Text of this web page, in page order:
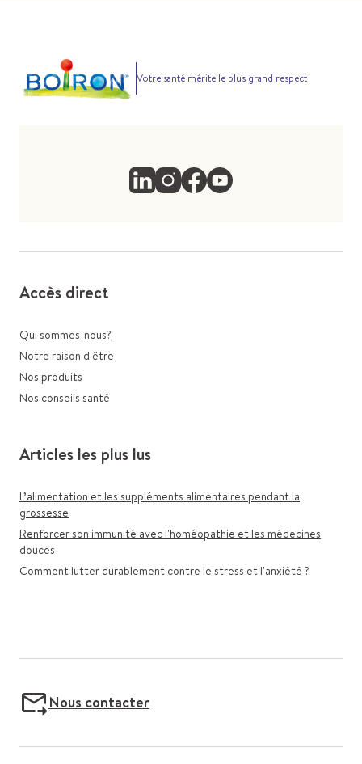
Votre santé mérite le plus grand respect
Accès direct
Qui sommes-nous?
Notre raison d'être
Nos produits
Nos conseils santé
Articles les plus lus
L’alimentation et les suppléments alimentaires pendant la
grossesse
Renforcer son immunité avec l'homéopathie et les médecines
douces
Comment lutter durablement contre le stress et l'anxiété ?
Nous contacter